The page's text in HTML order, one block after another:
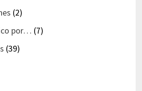
(2)
por… (7)
(39)